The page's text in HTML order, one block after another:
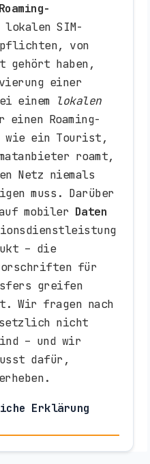
Roaming-
SIM-
von
gehört haben,
einer
einem lokalen
Roaming-
wie ein Tourist,
roamt,
Netz niemals
muss. Darüber
mobiler Daten
– die
für
greifen
Wir fragen nach
nicht
– und wir
dafür,
Erklärung